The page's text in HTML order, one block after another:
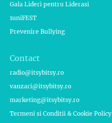
Gala Lideri pentru Liderasi
1uniFEST
Prevenire Bullying
Contact
radio@itsybitsy.ro
vanzari@itsybitsy.ro
marketing@itsybitsy.ro
Termeni si Conditii & Cookie Policy